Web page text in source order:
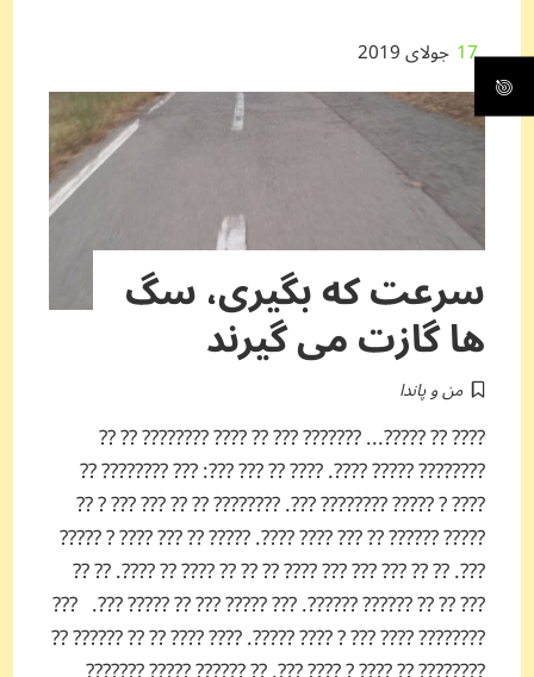
17 جولای 2019
سرعت که بگیری، سگ
ها گازت می گیرند
من و پاندا
???? ?? ?????... ??????? ??? ?? ???? ???????? ?? ??
???????? ????? ????. ???? ?? ??? ???: ??? ???????? ??
???? ? ????? ???????? ???. ???????? ?? ?? ??? ??? ? ??
????? ?????? ?? ??? ???? ????. ????? ?? ??? ???? ? ?????
???. ?? ?? ??? ??? ??? ???? ?? ?? ?? ???? ?? ????. ?? ??
??? ?? ?? ?????? ??????. ??? ????? ??? ?? ????? ???. ???
???????? ???? ??? ? ???? ?????. ???? ???? ?? ?? ?????? ??